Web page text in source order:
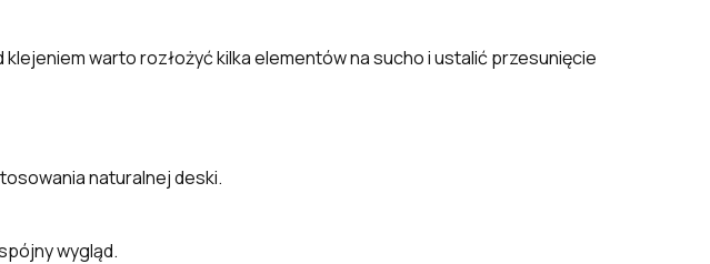
warto rozłożyć kilka elementów na sucho i ustalić przesunięcie
naturalnej deski.
wygląd.